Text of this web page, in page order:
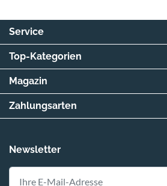
Newsletter
Service
Top-Kategorien
Magazin
Zahlungsarten